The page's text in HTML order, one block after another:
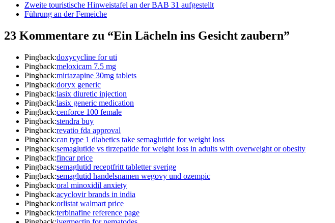
Zweite touristische Hinweistafel an der BAB 31 aufgestellt
Führung an der Femeiche
23 Kommentare zu “Ein Lächeln ins Gesicht zaubern”
Pingback:doxycycline for uti
Pingback:meloxicam 7.5 mg
Pingback:mirtazapine 30mg tablets
Pingback:doryx generic
Pingback:lasix diuretic injection
Pingback:lasix generic medication
Pingback:cenforce 100 female
Pingback:stendra buy
Pingback:revatio fda approval
Pingback:can type 1 diabetics take semaglutide for weight loss
Pingback:semaglutide vs tirzepatide for weight loss in adults with overweight or obesity
Pingback:fincar price
Pingback:semaglutid receptfritt tabletter sverige
Pingback:semaglutid handelsnamen wegovy und ozempic
Pingback:oral minoxidil anxiety
Pingback:acyclovir brands in india
Pingback:orlistat walmart price
Pingback:terbinafine reference page